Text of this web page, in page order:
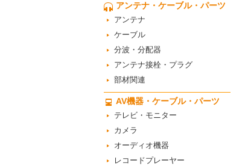
アンテナ・ケーブル・パーツ
アンテナ
ケーブル
分波・分配器
アンテナ接栓・プラグ
部材関連
AV機器・ケーブル・パーツ
テレビ・モニター
カメラ
オーディオ機器
レコードプレーヤー